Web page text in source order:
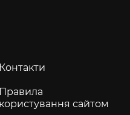
Контакти
Правила
користування сайтом